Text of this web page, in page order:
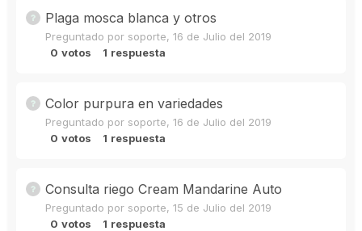
Plaga mosca blanca y otros
Preguntado por soporte, 16 de Julio del 2019
0 votos 1 respuesta
Color purpura en variedades
Preguntado por soporte, 16 de Julio del 2019
0 votos 1 respuesta
Consulta riego Cream Mandarine Auto
Preguntado por soporte, 15 de Julio del 2019
0 votos 1 respuesta